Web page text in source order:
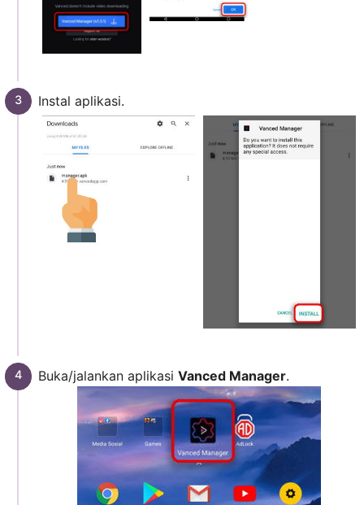
Instal aplikasi.
Buka/jalankan aplikasi Vanced Manager.